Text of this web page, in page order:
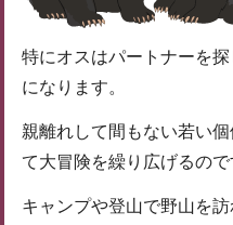
特にオスはパートナーを
になります。
親離れして間もない若い
て大冒険を繰り広げるので
キャンプや登山で野山を